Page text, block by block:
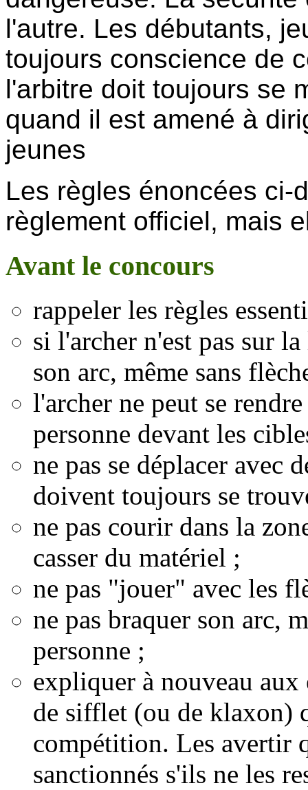
l'autre. Les débutants,
toujours conscience de
l'arbitre doit toujours se
quand il est amené à
jeunes
Les règles énoncées ci-
règlement officiel, mais
Avant le concours
rappeler les règles
si l'archer n'est pas sur
son arc, même sans
l'archer ne peut se
personne devant les
ne pas se déplacer avec
doivent toujours se
ne pas courir dans la
casser du matériel ;
ne pas "jouer" avec les
ne pas braquer son arc,
personne ;
expliquer à nouveau
de sifflet (ou de klaxon)
compétition. Les avertir
sanctionnés s'ils ne les